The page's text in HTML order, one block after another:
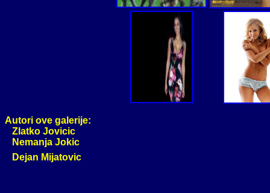
Autori ove galerije:
Zlatko Jovicic
Nemanja Jokic
Dejan Mijatovic